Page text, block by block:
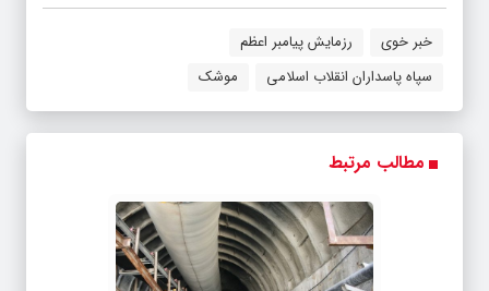
خبر خوی
رزمایش پیامبر اعظم
سپاه پاسداران انقلاب اسلامی
موشک
مطالب مرتبط